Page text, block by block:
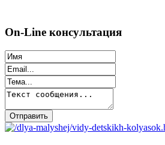
On-Line консультация